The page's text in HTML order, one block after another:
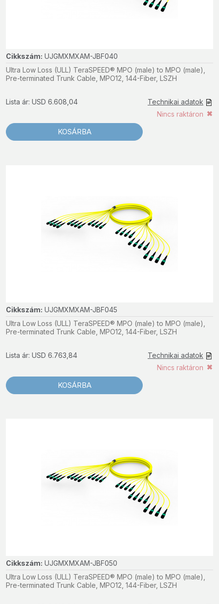
Cikkszám: UJGMXMXAM-JBF040
Ultra Low Loss (ULL) TeraSPEED® MPO (male) to MPO (male),
Pre-terminated Trunk Cable, MPO12, 144-Fiber, LSZH
Technikai adatok
Lista ár: USD 6.608,04
Nincs raktáron
KOSÁRBA
Cikkszám: UJGMXMXAM-JBF045
Ultra Low Loss (ULL) TeraSPEED® MPO (male) to MPO (male),
Pre-terminated Trunk Cable, MPO12, 144-Fiber, LSZH
Technikai adatok
Lista ár: USD 6.763,84
Nincs raktáron
KOSÁRBA
Cikkszám: UJGMXMXAM-JBF050
Ultra Low Loss (ULL) TeraSPEED® MPO (male) to MPO (male),
Pre-terminated Trunk Cable, MPO12, 144-Fiber, LSZH